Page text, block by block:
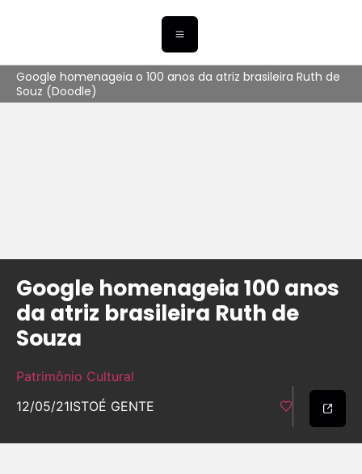
Google homenageia o 100 anos da atriz brasileira Ruth de
Souz (Doodle)
Google homenageia 100 anos
da atriz brasileira Ruth de
Souza
Patrimônio Cultural
12/05/21ISTOÉ GENTE